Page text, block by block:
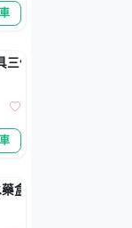
三件組 - 戶外環保套裝
盒 - 外出隨身必備